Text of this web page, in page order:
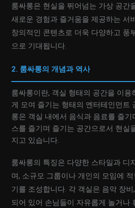
룸싸롱은 현실을 뛰어넘는 가상 공간
새로운 경험과 즐거움을 제공하는 서
창의적인 콘텐츠로 더욱 다양하고 풍
으로 기대됩니다.
2. 룸싸롱의 개념과 역사
룸싸롱이란, 객실 형태의 공간을 이용
게 모여 즐기는 형태의 엔터테인먼트
롱은 객실 내에서 음식과 음료를 즐기
스를 즐기며 즐기는 공간으로서 현실
지고 있습니다.
룸싸롱의 특징은 다양한 스타일과 디
며, 소규모 그룹이나 개인의 모임에
기를 조성합니다. 각 객실은 음악 장
되어 있어 손님들이 자유롭게 놀거나